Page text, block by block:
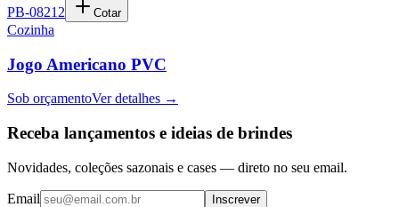
PB-08212 Cotar
Cozinha
Jogo Americano PVC
Sob orçamentoVer detalhes →
Receba lançamentos e ideias de brindes
Novidades, coleções sazonais e cases — direto no seu email.
Email Inscrever